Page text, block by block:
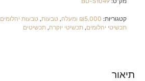
קטגוריות: ₪5,000 ומעלה , טבעות, טבעות יהלומים
תכשיטי יהלומים,תכשיטי יוקרה,תכשיטים
תיאור